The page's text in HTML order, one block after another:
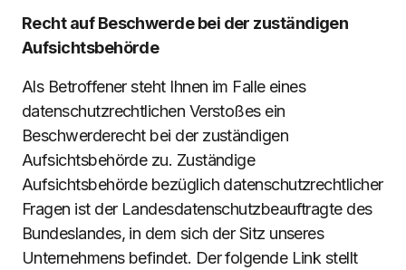
Recht auf Beschwerde bei der zuständigen
Aufsichtsbehörde
Als Betroffener steht Ihnen im Falle eines
datenschutzrechtlichen Verstoßes ein
Beschwerderecht bei der zuständigen
Aufsichtsbehörde zu. Zuständige
Aufsichtsbehörde bezüglich datenschutzrechtlicher
Fragen ist der Landesdatenschutzbeauftragte des
Bundeslandes, in dem sich der Sitz unseres
Unternehmens befindet. Der folgende Link stellt